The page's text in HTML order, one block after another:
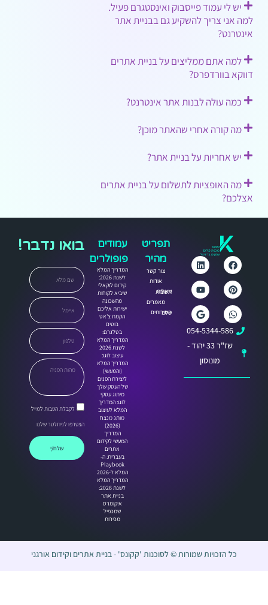
יש לי עמוד פייסבוק ואינסטגרם פעיל.
למה אני צריך להשקיע גם בבניית אתר
אינטרנט?
למה אתם ממליצים על בניית אתרים
דווקא בוורדפרס?
כמה עולה לבנות אתר אינטרנט?
מה קורה אחרי שהאתר מוכן?
יש אחריות על בניית אתר?
מה האופציות לתשלום על בניית אתרים
אצלכם?
054-5344-586
שז"ר 33 יהוד -
מונוסון
תפריט
מהיר
צור קשר
אודות
שאלות תשובות
מאמרים
השירותים שלנו
עמודים
פופולרים
המדריך המלא
לשנת 2026:
קידום לוקאלי
שיביא לקוחות
מהשכונה
ישירות אליכם
הקמת צ'אט
בוטים
בטלגרם:
המדריך המלא
לשנת 2026
עיצוב לוגו:
המדריך המלא
(והמעשי)
ליצירת הפנים
של העסק שלך
מיתוג עסקי
לוגו: המדריך
המלא לעיצוב
מותג מנצח
(2026)
המדריך
המעשי לקידום
אתרים
בעברית: ה-
Playbook
המלא ל-2026
המדריך המלא
לשנת 2026:
בניית אתר
איקומרס
שמכפיל
מכירות
בואו נדבר!
לקבלת הטבות למייל
הצטרפו לניוזלטר שלנו
שלח/י
כל הזכויות שמורות © לסוכנות 'קקונס' - בניית אתרים וקידום אורגני